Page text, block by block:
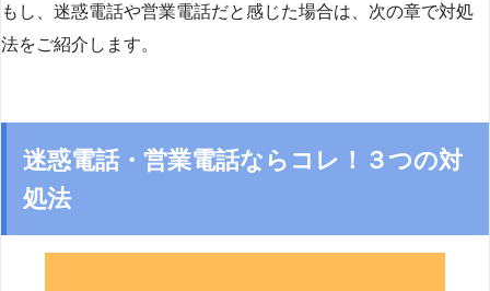
もし、迷惑電話や営業電話だと感じた場合は、次の章で対処
法をご紹介します。
迷惑電話・営業電話ならコレ！３つの対
処法